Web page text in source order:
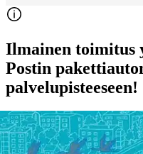
Ilmainen toimitus
Postin
palvelupisteeseen!
Etu ei koske